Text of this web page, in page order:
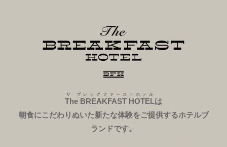
The BREAKFAST HOTEL
ザ ブレックファーストホテル
は
朝食にこだわりぬいた新たな体験をご提供するホテルブ
ランドです。